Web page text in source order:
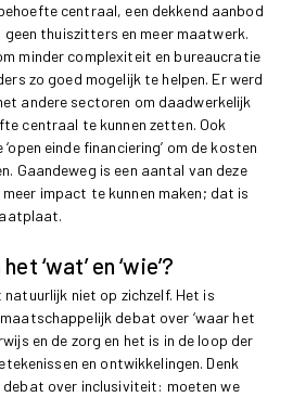
centraal, een dekkend aanbod
thuiszitters en meer maatwerk.
minder complexiteit en bureaucratie
zo goed mogelijk te helpen. Er werd
andere sectoren om daadwerkelijk
centraal te kunnen zetten. Ook
einde financiering’ om de kosten
Gaandeweg is een aantal van deze
impact te kunnen maken; dat is
‘wat’ en ‘wie’?
niet op zichzelf. Het is
debat over ‘waar het
en de zorg en het is in de loop der
en ontwikkelingen. Denk
over inclusiviteit: moeten we